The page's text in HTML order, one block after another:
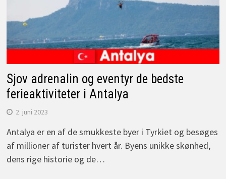
Sjov adrenalin og eventyr de bedste
ferieaktiviteter i Antalya
2. juni 2023
Antalya er en af de smukkeste byer i Tyrkiet og besøges
af millioner af turister hvert år. Byens unikke skønhed,
dens rige historie og de…